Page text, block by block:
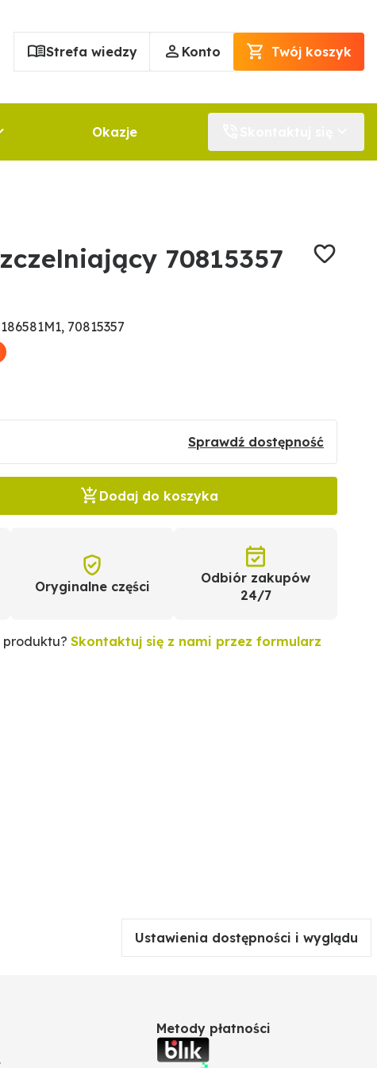
Strefa wiedzy Konto Twój koszyk
Okazje
70815357
70815357
Sprawdź dostępność
Dodaj do koszyka
Oryginalne części
Odbiór zakupów
24/7
produktu? Skontaktuj się z nami przez formularz
Ustawienia dostępności i wyglądu
Metody płatności